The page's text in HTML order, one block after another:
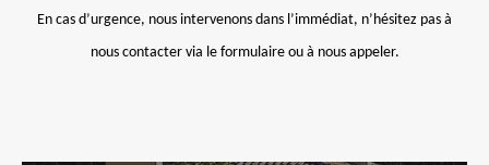
En cas d’urgence, nous intervenons dans l’immédiat, n’hésitez pas à
nous contacter via le formulaire ou à nous appeler.